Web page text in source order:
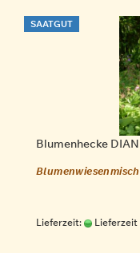
SAATGUT
Blumenhecke
Lieferzeit: Lieferzeit